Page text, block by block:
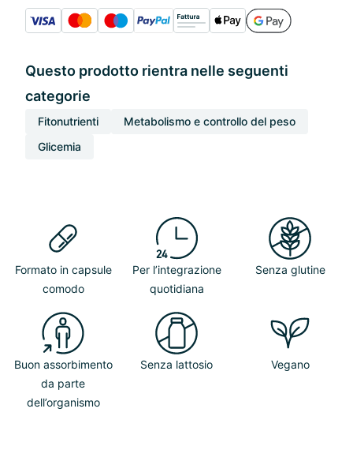
Questo prodotto rientra nelle seguenti
categorie
Fitonutrienti
Metabolismo e controllo del peso
Glicemia
Formato in capsule
comodo
Per l’integrazione
quotidiana
Senza glutine
Buon assorbimento
da parte
dell’organismo
Senza lattosio Vegano